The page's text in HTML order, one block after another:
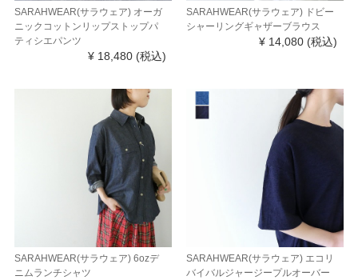
SARAHWEAR(サラウェア) オーガ
ニックコットンリップストップパ
ティシエパンツ
¥ 18,480 (税込)
SARAHWEAR(サラウェア) ドビー
シャーリングギャザーブラウス
¥ 14,080 (税込)
SARAHWEAR(サラウェア) 6ozデ
ニムランチシャツ
SARAHWEAR(サラウェア) エコリ
バイバルジャージープルオーバー